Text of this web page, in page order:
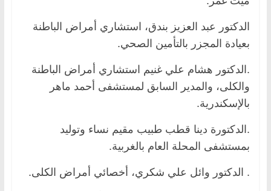
الدكتور عبد العزيز بندق، استشاري أمراض الباطنة
بعيادة المجزر بالتأمين الصحي.
.الدكتور هشام علي غنيم استشاري أمراض الباطنة
والكلى، والمدير السابق لمستشفى أحمد ماهر
بالإسكندرية.
.الدكتورة دينا قطب طبيب مقيم نساء وتوليد
بمستشفى المحلة العام بالغربية.
. الدكتور وائل علي شكري، أخصائي أمراض الكلى.